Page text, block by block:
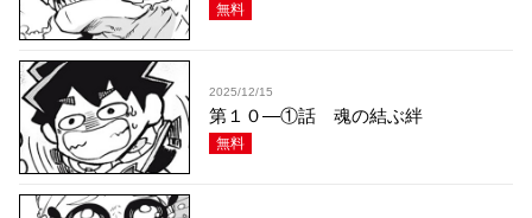
無料
2025/12/15
第１０—①話 魂の結ぶ絆
無料